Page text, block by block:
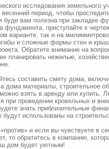
исследования земельного
период, чтобы
буде вам полезна при закладке
фундамента, приступайте к
варианте, так и на
и сложные формы стен и
Обратите внимание на
планировать нежилые,
составить смету дома,
дома материалы, строительное
взять в аренду или купить.
при проведении кровельных и
знать приблизительные
будут использованы на
и если вы чувствуете в
то обратитесь в компанию,
дом будет уютным!